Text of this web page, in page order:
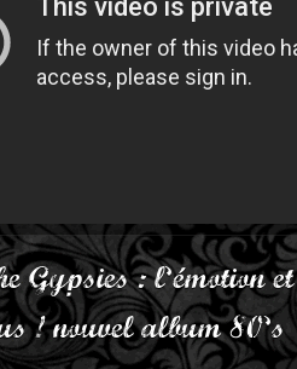
Gypsies : l’émotion
! nouvel album 80’s